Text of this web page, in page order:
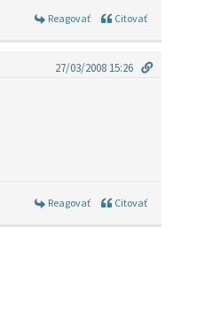
Reagovať Citovať
27/03/2008 15:26
Reagovať Citovať